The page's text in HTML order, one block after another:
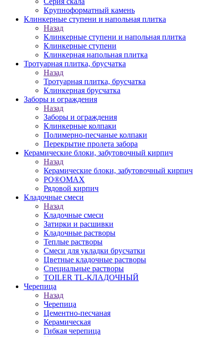
Крупноформатный камень
Клинкерные ступени и напольная плитка
Назад
Клинкерные ступени и напольная плитка
Клинкерные ступени
Клинкерная напольная плитка
Тротуарная плитка, брусчатка
Назад
Тротуарная плитка, брусчатка
Клинкерная брусчатка
Заборы и ограждения
Назад
Заборы и ограждения
Клинкерные колпаки
Полимерно-песчаные колпаки
Перекрытие пролета забора
Керамические блоки, забутовочный кирпич
Назад
Керамические блоки, забутовочный кирпич
PO®OMAX
Рядовой кирпич
Кладочные смеси
Назад
Кладочные смеси
Затирки и расшивки
Кладочные растворы
Теплые растворы
Смеси для укладки брусчатки
Цветные кладочные растворы
Специальные растворы
TOILER TL-КЛАДОЧНЫЙ
Черепица
Назад
Черепица
Цементно-песчаная
Керамическая
Гибкая черепица